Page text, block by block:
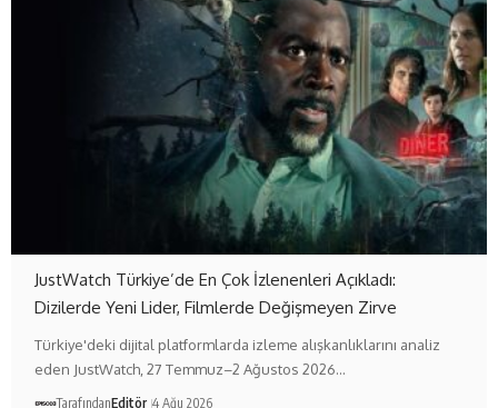
JustWatch Türkiye’de En Çok İzlenenleri Açıkladı:
Dizilerde Yeni Lider, Filmlerde Değişmeyen Zirve
Türkiye'deki dijital platformlarda izleme alışkanlıklarını analiz
eden JustWatch, 27 Temmuz–2 Ağustos 2026…
TarafındanEditör 4 Ağu 2026